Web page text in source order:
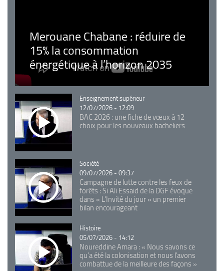
Merouane Chabane : réduire de
15% la consommation
énergétique à l’horizon 2035
Catégorie
Enseignement supérieur
12/07/2026 - 12:09
BAC 2026 : une fiche de vœux à 12
choix pour les nouveaux bacheliers
Catégorie
Société
09/07/2026 - 09:37
Campagne de lutte contre les feux de
forêts : Si Ali Essaid de la DGF évoque
dans « L'Invité du jour » un premier
bilan encourageant
Catégorie
Histoire
05/07/2026 - 14:12
Noureddine Amara : « Nous savons ce
qu’a été la colonisation et nous l’avons
combattue de la meilleure des façons »